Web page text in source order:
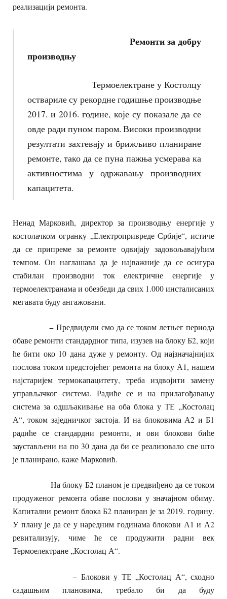
реализацији ремонта.
Ремонтизадобру
производњу
Термоелектране у Костолцу
оствариле су рекордне годишње производње
2017. и 2016. године, које су показале да се
овде ради пуном паром. Високи производни
резултати захтевају и брижљиво планиране
ремонте, тако да се пуна пажња усмерава ка
активностима у одржавању производних
капацитета.
Ненад Марковић, директор за производњу енергије у
костолачком огранку „Електропривреде Србије“, истиче
да се припреме за ремонте одвијају задовољавајућим
темпом. Он наглашава да је најважније да се осигура
стабилан производни ток електричне енергије у
термоелектранама и обезбеди да свих 1.000 инсталисаних
мегавата буду ангажовани.
− Предвидели смо да се током летњег периода
обаве ремонти стандардног типа, изузев на блоку Б2, који
ће бити око 10 дана дуже у ремонту. Од најзначајнијих
послова током предстојећег ремонта на блоку А1, нашем
најстаријем термокапацитету, треба издвојити замену
управљачког система. Радиће се и на прилагођавању
система за одшљакивање на оба блока у ТЕ „Костолац
А“, током заједничког застоја. И на блоковима А2 и Б1
радиће се стандардни ремонти, и ови блокови биће
заустављени на по 30 дана да би се реализовало све што
је планирано, каже Марковић.
На блоку Б2 планом је предвиђено да се током
продуженог ремонта обаве послови у значајном обиму.
Капитални ремонт блока Б2 планиран је за 2019. годину.
У плану је да се у наредним годинама блокови А1 и А2
ревитализују, чиме ће се продужити радни век
Термоелектране „Костолац А“.
− Блокови у ТЕ „Костолац А“, сходно
садашњим плановима, требало би да буду